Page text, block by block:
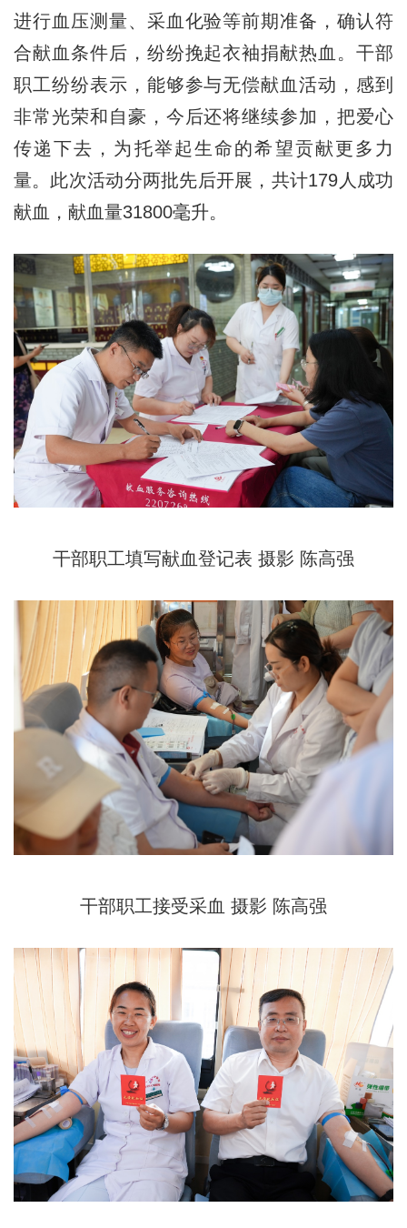
进行血压测量、采血化验等前期准备，确认符
合献血条件后，纷纷挽起衣袖捐献热血。干部
职工纷纷表示，能够参与无偿献血活动，感到
非常光荣和自豪，今后还将继续参加，把爱心
传递下去，为托举起生命的希望贡献更多力
量。此次活动分两批先后开展，共计179人成功
献血，献血量31800毫升。
干部职工填写献血登记表 摄影 陈高强
干部职工接受采血 摄影 陈高强